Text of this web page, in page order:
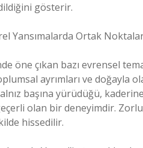
gösterir.
Yansımalarda Ortak
öne çıkan bazı evrensel
ayrımları ve doğayla
başına yürüdüğü,
olan bir deneyimdir.
hissedilir.